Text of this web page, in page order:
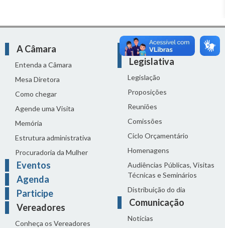
A Câmara
Entenda a Câmara
Mesa Diretora
Como chegar
Agende uma Visita
Memória
Estrutura administrativa
Procuradoria da Mulher
Eventos
Agenda
Participe
Vereadores
Conheça os Vereadores
Atividade
Legislativa
Legislação
Proposições
Reuniões
Comissões
Ciclo Orçamentário
Homenagens
Audiências Públicas, Visitas
Técnicas e Seminários
Distribuição do dia
Comunicação
Notícias